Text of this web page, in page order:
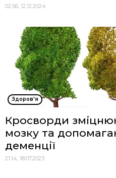
02:56, 12.12.2024
Здоров'я
Кросворди
мозку та
деменції
21:14, 18.07.2023